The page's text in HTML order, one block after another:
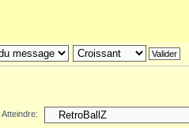
Atteindre: